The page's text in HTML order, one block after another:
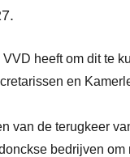
heeft om dit te
en
van de terugkeer
bedrijven om